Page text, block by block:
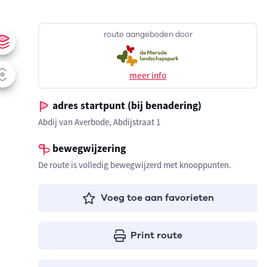
route aangeboden door
meer info
adres startpunt (bij benadering)
Abdij van Averbode, Abdijstraat 1
bewegwijzering
De route is volledig bewegwijzerd met knooppunten.
Voeg toe aan favorieten
Print route